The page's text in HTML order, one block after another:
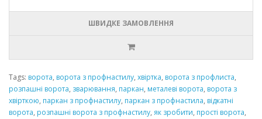
ШВИДКЕ ЗАМОВЛЕННЯ
Tags: ворота, ворота з профнастилу, хвіртка, ворота з профлиста,
розпашні ворота, зварювання, паркан, металеві ворота, ворота з
хвірткою, паркан з профнастилу, паркан з профнастила, відкатні
ворота, розпашні ворота з профнастилу, як зробити, прості ворота,